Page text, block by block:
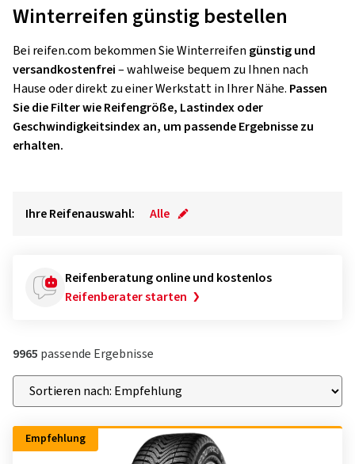
Winterreifen günstig bestellen
Bei reifen.com bekommen Sie Winterreifen günstig und
versandkostenfrei– wahlweise bequem zu Ihnen nach
Hause oder direkt zu einer Werkstatt in Ihrer Nähe. Passen
Sie die Filter wie Reifengröße, Lastindex oder
Geschwindigkeitsindex an, um passende Ergebnisse zu
erhalten.
Ihre Reifenauswahl: Alle
Reifenberatung online und kostenlos
Reifenberater starten
9965 passende Ergebnisse
Empfehlung